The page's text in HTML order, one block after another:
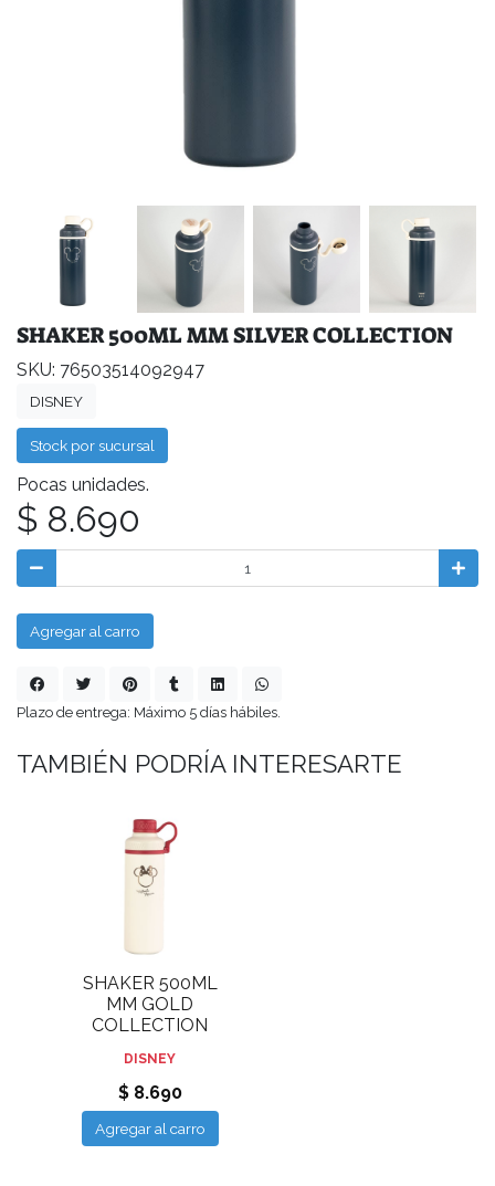
SHAKER 500ML MM SILVER COLLECTION
SKU: 76503514092947
DISNEY
Stock por sucursal
Pocas unidades.
$ 8.690
Agregar al carro
Plazo de entrega: Máximo 5 días hábiles.
TAMBIÉN PODRÍA INTERESARTE
SHAKER 500ML
MM GOLD
COLLECTION
DISNEY
$ 8.690
Agregar al carro